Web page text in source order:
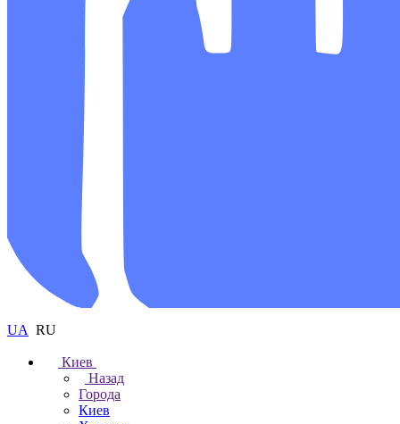
UA RU
Киев
Назад
Города
Киев